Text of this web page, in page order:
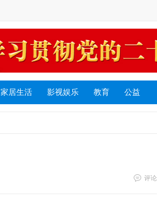
家居生活 影视娱乐 教育 公益
评论